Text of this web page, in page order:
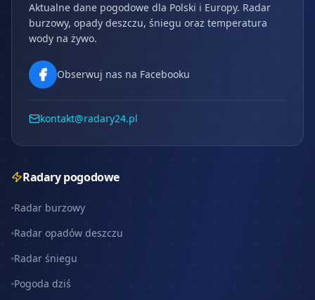
Aktualne dane pogodowe dla Polski i Europy. Radar
burzowy, opady deszczu, śniegu oraz temperatura
wody na żywo.
Obserwuj nas na Facebooku
kontakt@radary24.pl
Radary pogodowe
Radar burzowy
Radar opadów deszczu
Radar śniegu
Pogoda dziś